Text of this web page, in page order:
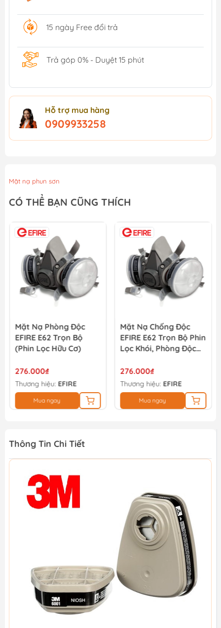
15 ngày Free đổi trả
Trả góp 0% - Duyệt 15 phút
Hỗ trợ mua hàng
0909933258
Mặt nạ phun sơn
CÓ THỂ BẠN CŨNG THÍCH
Mặt Nạ Phòng Độc
EFIRE E62 Trọn Bộ
(phin Lọc Hữu Cơ)
276.000₫
Thương hiệu: EFIRE
Mua ngay
Mặt Nạ Chống Độc
EFIRE E62 Trọn Bộ Phin
Lọc Khói, Phòng Độc
276.000₫
Thương hiệu: EFIRE
Mua ngay
Thông Tin Chi Tiết